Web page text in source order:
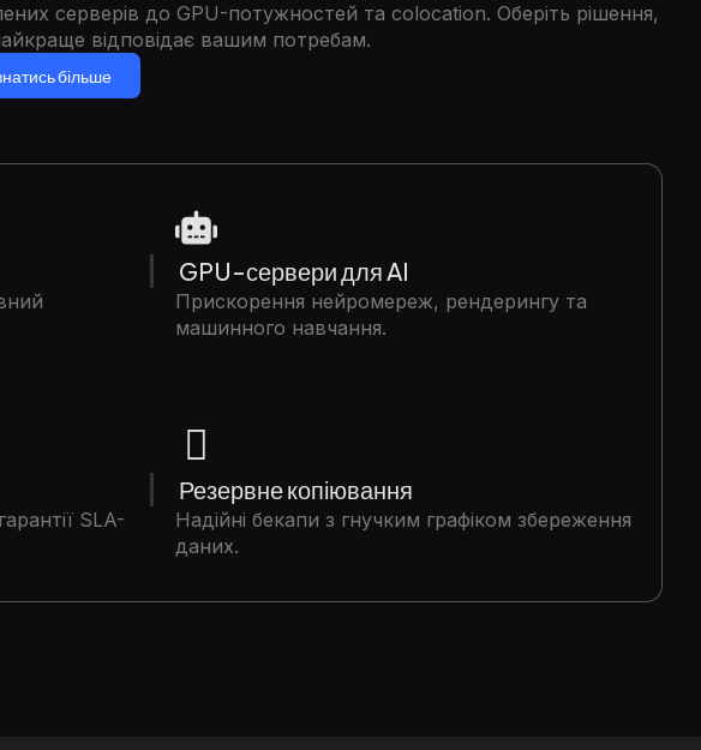
серверів до GPU-потужностей та colocation. Оберіть рішення,
відповідає вашим потребам.
більше
GPU-сервери для AI
Прискорення нейромереж, рендерингу та
машинного навчання.
SLA-
Резервне копіювання
Надійні бекапи з гнучким графіком збереження
даних.